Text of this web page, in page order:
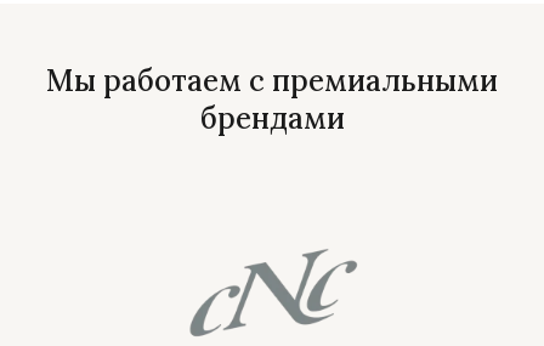
Мы работаем с премиальными
брендами